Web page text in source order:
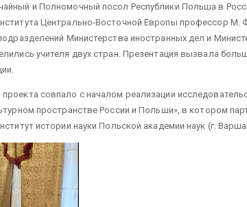
и Полномочный посол Республики Польша в
Центрально-Восточной Европы профессор М.
Министерства иностранных дел и
учителя двух стран. Презентация вызвала
совпало с началом реализации
пространстве России и Польши», в котором
истории науки Польской академии наук (г.